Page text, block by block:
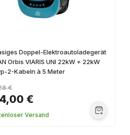
Doppel-Elektroautoladegerät
Orbis VIARIS UNI 22kW + 22kW
2-Kabeln à 5 Meter
€
€
Versand